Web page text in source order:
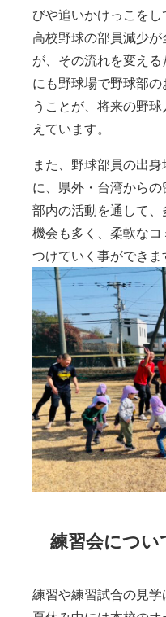
びや追いかけっこをし
高校野球の部員減少
が、その流れを変え
にも野球場で野球部
うことが、将来の野
えています。
また、野球部員の出
に、県外・台湾からの
部内の活動を通して
機会も多く、柔軟な
つけていく事ができま
練習会につい
練習や練習試合の見学